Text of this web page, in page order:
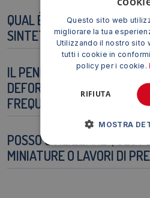
QUAL È LA DIFFERENZA
SINTETICHE E NATURALI?
IL PENNELLO È
DEFORMAZIONE SE USATO
FREQUENTEMENTE?
POSSO UTILIZZARE
MINIATURE O LAVORI DI
Questo sito web
migliorare la tua
Utilizzando il nostro sito
tutti i cookie in
policy per i cookie.
RIFIUTA
MOSTRA